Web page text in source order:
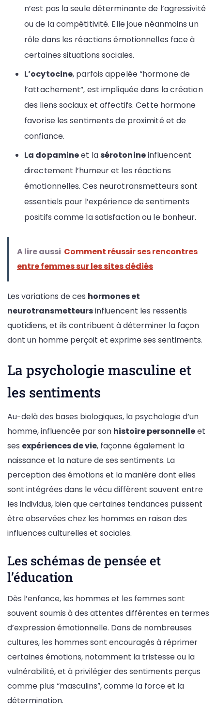
n’est pas la seule déterminante de l’agressivité
ou de la compétitivité. Elle joue néanmoins un
rôle dans les réactions émotionnelles face à
certaines situations sociales.
L’ocytocine, parfois appelée “hormone de
l’attachement”, est impliquée dans la création
des liens sociaux et affectifs. Cette hormone
favorise les sentiments de proximité et de
confiance.
La dopamineet la sérotonineinfluencent
directement l’humeur et les réactions
émotionnelles. Ces neurotransmetteurs sont
essentiels pour l’expérience de sentiments
positifs comme la satisfaction ou le bonheur.
A lire aussi Comment réussir ses rencontres
entre femmes sur les sites dédiés
Les variations de ces hormones et
neurotransmetteursinfluencent les ressentis
quotidiens, et ils contribuent à déterminer la façon
dont un homme perçoit et exprime ses sentiments.
La psychologie masculine et
les sentiments
Au-delà des bases biologiques, la psychologie d’un
homme, influencée par son histoire personnelleet
ses expériences de vie, façonne également la
naissance et la nature de ses sentiments. La
perception des émotions et la manière dont elles
sont intégrées dans le vécu diffèrent souvent entre
les individus, bien que certaines tendances puissent
être observées chez les hommes en raison des
influences culturelles et sociales.
Les schémas de pensée et
l’éducation
Dès l’enfance, les hommes et les femmes sont
souvent soumis à des attentes différentes en termes
d’expression émotionnelle. Dans de nombreuses
cultures, les hommes sont encouragés à réprimer
certaines émotions, notamment la tristesse ou la
vulnérabilité, et à privilégier des sentiments perçus
comme plus “masculins”, comme la force et la
détermination.